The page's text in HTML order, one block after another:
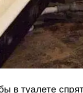
в туалете